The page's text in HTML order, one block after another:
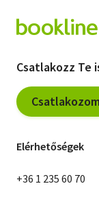
Csatlakozz Te
Csatlakozom
Elérhetőségek
+36 1 235 60 70